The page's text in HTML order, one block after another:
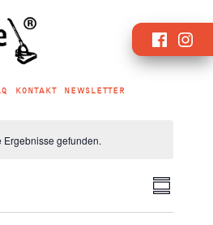
KONTAKT NEWSLETTER
Ergebnisse gefunden.
Summary